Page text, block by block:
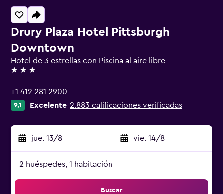
Drury Plaza Hotel Pittsburgh
Downtown
Hotel de 3 estrellas con Piscina al aire libre
3 estrellas
+1 412 281 2900
9,1 Excelente 2.883 calificaciones verificadas
jue. 13/8 - vie. 14/8
2 huéspedes, 1 habitación
Buscar